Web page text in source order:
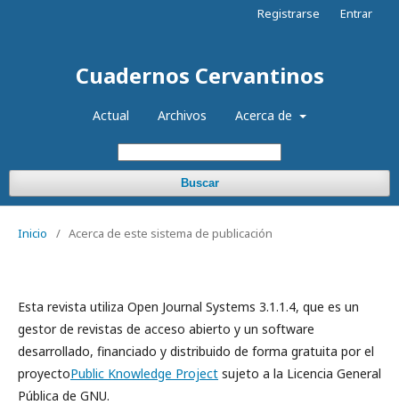
Cuadernos Cervantinos
Actual Archivos Acerca de
Buscar
Registrarse Entrar
Inicio / Acerca de este sistema de publicación
Esta revista utiliza Open Journal Systems 3.1.1.4, que es un
gestor de revistas de acceso abierto y un software
desarrollado, financiado y distribuido de forma gratuita por el
proyectoPublic Knowledge Project sujeto a la Licencia General
Pública de GNU.